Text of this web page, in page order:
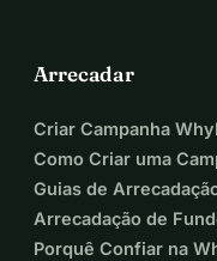
Arrecadar
Criar Campanha
Como Criar uma
Guias de
Arrecadação de
Porquê Confiar na